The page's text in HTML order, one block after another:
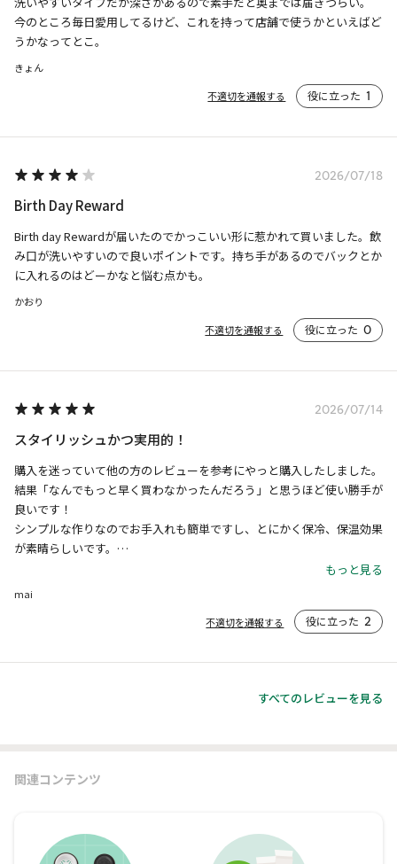
今のところ毎日愛用してるけど、これを持って店舗で使うかといえばど
うかなってとこ。
きょん
不適切を通報する 役に立った 1
2026/07/18
Birth Day Reward
Birth day Rewardが届いたのでかっこいい形に惹かれて買いました。飲
み口が洗いやすいので良いポイントです。持ち手があるのでバックとか
に入れるのはどーかなと悩む点かも。
かおり
不適切を通報する 役に立った 0
2026/07/14
スタイリッシュかつ実用的！
購入を迷っていて他の方のレビューを参考にやっと購入したしました。
結果「なんでもっと早く買わなかったんだろう」と思うほど使い勝手が
良いです！
シンプルな作りなのでお手入れも簡単ですし、とにかく保冷、保温効果
が素晴らしいです。
デザインもネバザとのコラボでスタイリッシュで飽きがこない感じで男
高温多湿時に冷たいドリンクを飲む際のグラスの結露ももちろんないの
もっと見る
mai
不適切を通報する 役に立った 2
すべてのレビューを見る
関連コンテンツ